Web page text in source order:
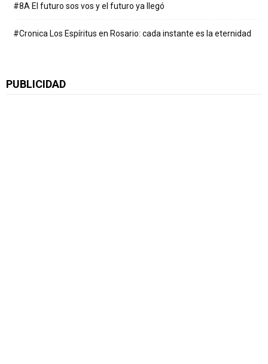
#8A El futuro sos vos y el futuro ya llegó
#Cronica Los Espíritus en Rosario: cada instante es la eternidad
PUBLICIDAD